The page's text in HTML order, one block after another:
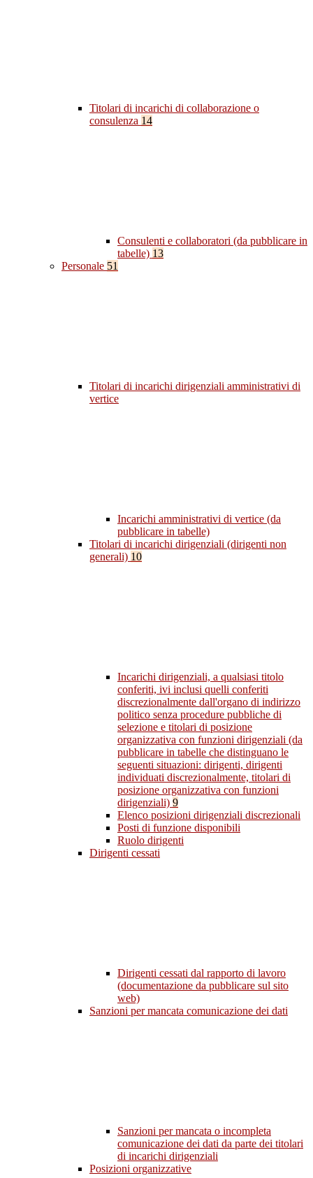
Titolari di incarichi di collaborazione o
consulenza 14
Consulenti e collaboratori (da pubblicare in
tabelle) 13
Personale 51
Titolari di incarichi dirigenziali amministrativi di
vertice
Incarichi amministrativi di vertice (da
pubblicare in tabelle)
Titolari di incarichi dirigenziali (dirigenti non
generali) 10
Incarichi dirigenziali, a qualsiasi titolo
conferiti, ivi inclusi quelli conferiti
discrezionalmente dall'organo di indirizzo
politico senza procedure pubbliche di
selezione e titolari di posizione
organizzativa con funzioni dirigenziali (da
pubblicare in tabelle che distinguano le
seguenti situazioni: dirigenti, dirigenti
individuati discrezionalmente, titolari di
posizione organizzativa con funzioni
dirigenziali) 9
Elenco posizioni dirigenziali discrezionali
Posti di funzione disponibili
Ruolo dirigenti
Dirigenti cessati
Dirigenti cessati dal rapporto di lavoro
(documentazione da pubblicare sul sito
web)
Sanzioni per mancata comunicazione dei dati
Sanzioni per mancata o incompleta
comunicazione dei dati da parte dei titolari
di incarichi dirigenziali
Posizioni organizzative